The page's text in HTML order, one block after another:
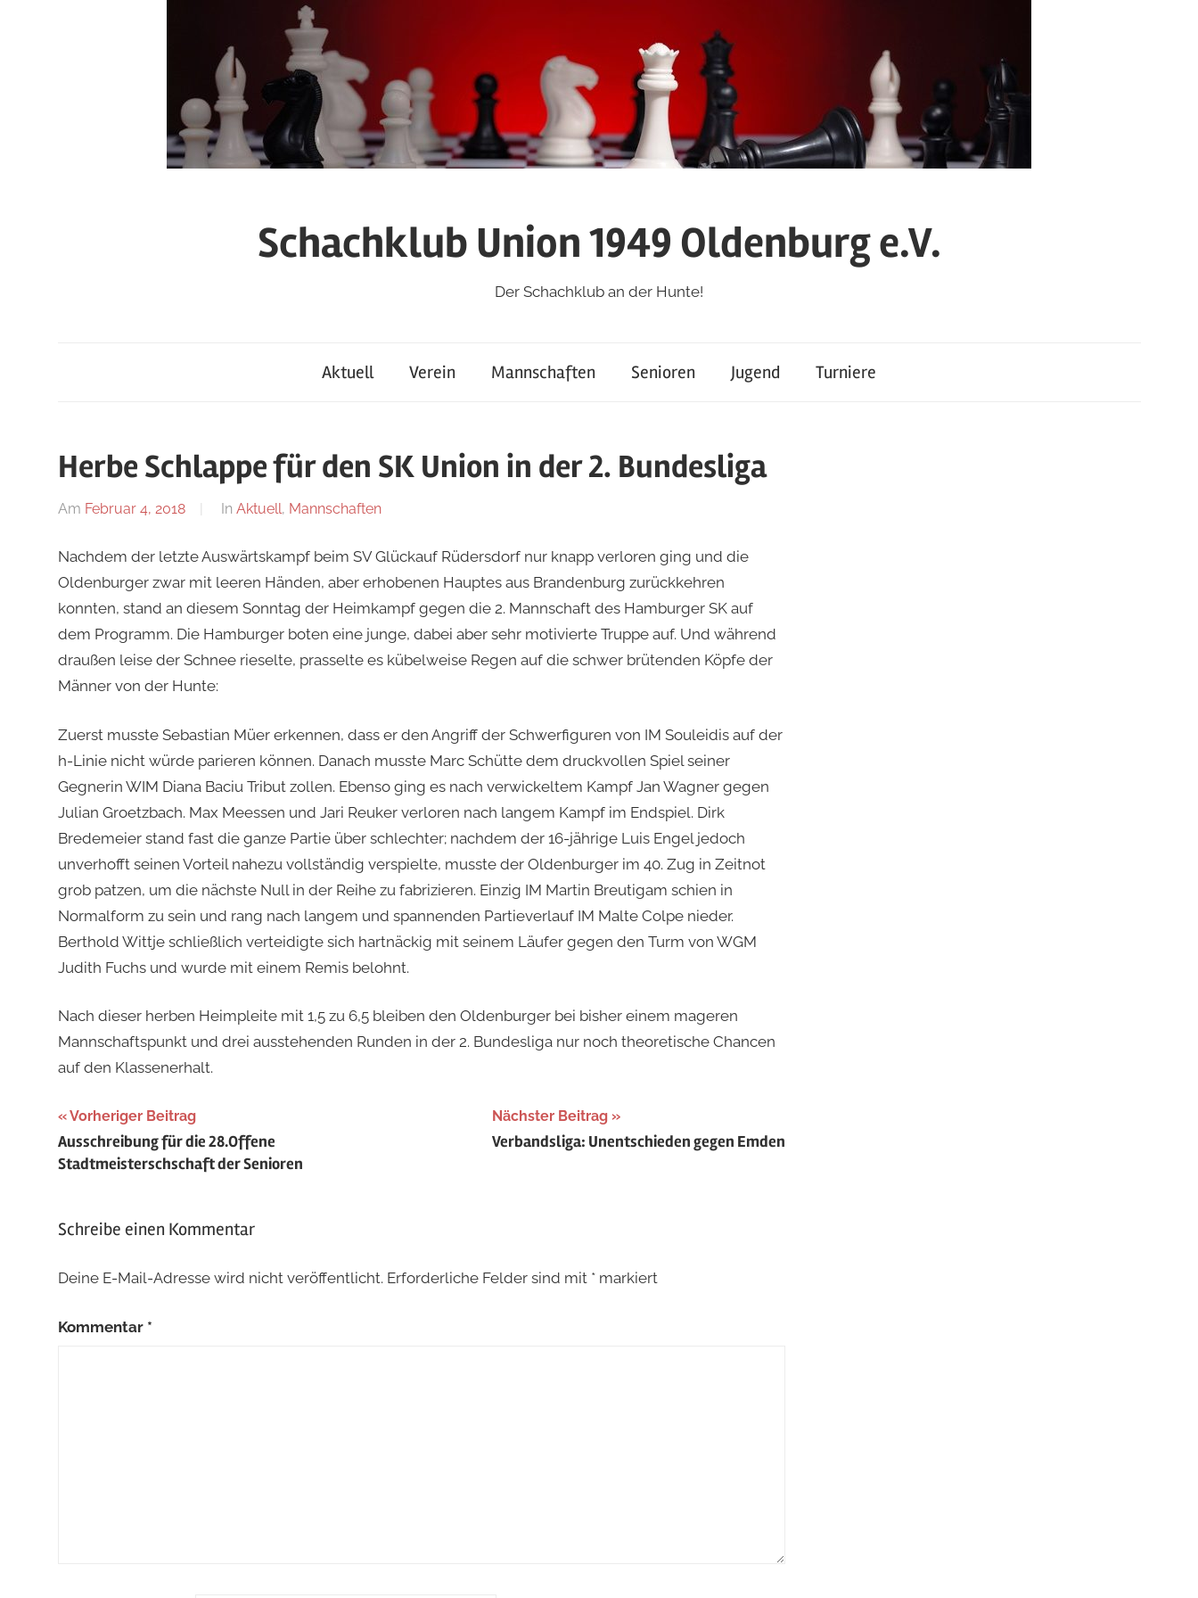
Schachklub Union 1949 Oldenburg e.V.
Der Schachklub an der Hunte!
Aktuell Verein Mannschaften Senioren Jugend Turniere
Herbe Schlappe für den SK Union in der 2. Bundesliga
Am Februar 4, 2018
Von
Wagner
In Aktuell, Mannschaften
Nachdem der letzte Auswärtskampf beim SV Glückauf Rüdersdorf nur knapp verloren ging und die
Oldenburger zwar mit leeren Händen, aber erhobenen Hauptes aus Brandenburg zurückkehren
konnten, stand an diesem Sonntag der Heimkampf gegen die 2. Mannschaft des Hamburger SK auf
dem Programm. Die Hamburger boten eine junge, dabei aber sehr motivierte Truppe auf. Und während
draußen leise der Schnee rieselte, prasselte es kübelweise Regen auf die schwer brütenden Köpfe der
Männer von der Hunte:
Zuerst musste Sebastian Müer erkennen, dass er den Angriff der Schwerfiguren von IM Souleidis auf der
h-Linie nicht würde parieren können. Danach musste Marc Schütte dem druckvollen Spiel seiner
Gegnerin WIM Diana Baciu Tribut zollen. Ebenso ging es nach verwickeltem Kampf Jan Wagner gegen
Julian Groetzbach. Max Meessen und Jari Reuker verloren nach langem Kampf im Endspiel. Dirk
Bredemeier stand fast die ganze Partie über schlechter; nachdem der 16-jährige Luis Engel jedoch
unverhofft seinen Vorteil nahezu vollständig verspielte, musste der Oldenburger im 40. Zug in Zeitnot
grob patzen, um die nächste Null in der Reihe zu fabrizieren. Einzig IM Martin Breutigam schien in
Normalform zu sein und rang nach langem und spannenden Partieverlauf IM Malte Colpe nieder.
Berthold Wittje schließlich verteidigte sich hartnäckig mit seinem Läufer gegen den Turm von WGM
Judith Fuchs und wurde mit einem Remis belohnt.
Nach dieser herben Heimpleite mit 1,5 zu 6,5 bleiben den Oldenburger bei bisher einem mageren
Mannschaftspunkt und drei ausstehenden Runden in der 2. Bundesliga nur noch theoretische Chancen
auf den Klassenerhalt.
Beitragsnavigation
Vorheriger Beitrag
Ausschreibung für die 28.Offene
Stadtmeisterschschaft der Senioren
Nächster Beitrag
Verbandsliga: Unentschieden gegen Emden
Schreibe einen Kommentar
Deine E-Mail-Adresse wird nicht veröffentlicht. Erforderliche Felder sind mit *markiert
Kommentar *